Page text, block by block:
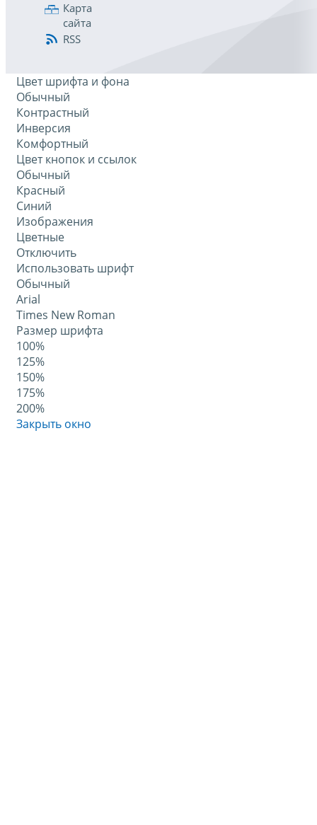
Карта
сайта
RSS
Цвет шрифта и фона
Обычный
Контрастный
Инверсия
Комфортный
Цвет кнопок и ссылок
Обычный
Красный
Синий
Изображения
Цветные
Отключить
Использовать шрифт
Обычный
Arial
Times New Roman
Размер шрифта
100%
125%
150%
175%
200%
Закрыть окно